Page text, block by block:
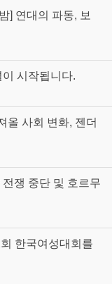
] 연대의 파동, 보
시작됩니다.
올 사회 변화, 젠더
쟁 중단 및 호르무
한국여성대회를